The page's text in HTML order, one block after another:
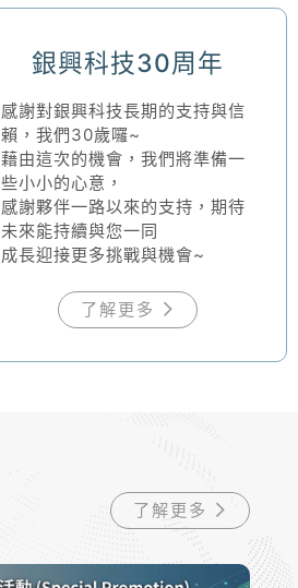
銀興科技30周年
感謝對銀興科技長期的支持與信
賴，我們30歲囉~
藉由這次的機會，我們將準備一
些小小的心意，
感謝夥伴一路以來的支持，期待
未來能持續與您一同
成長迎接更多挑戰與機會~
了解更多
了解更多